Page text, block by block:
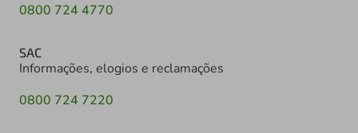
0800 724 4770
SAC
Informações, elogios e reclamações
0800 724 7220